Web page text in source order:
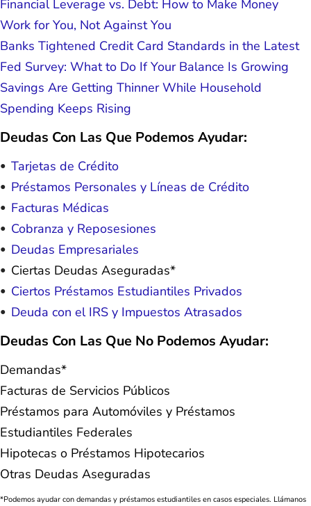
Financial Leverage vs. Debt: How to Make Money
Work for You, Not Against You
Banks Tightened Credit Card Standards in the Latest
Fed Survey: What to Do If Your Balance Is Growing
Savings Are Getting Thinner While Household
Spending Keeps Rising
Deudas Con Las Que Podemos Ayudar:
Tarjetas de Crédito
Préstamos Personales y Líneas de Crédito
Facturas Médicas
Cobranza y Reposesiones
Deudas Empresariales
Ciertas Deudas Aseguradas*
Ciertos Préstamos Estudiantiles Privados
Deuda con el IRS y Impuestos Atrasados
Deudas Con Las Que No Podemos Ayudar:
Demandas*
Facturas de Servicios Públicos
Préstamos para Automóviles y Préstamos
Estudiantiles Federales
Hipotecas o Préstamos Hipotecarios
Otras Deudas Aseguradas
*Podemos ayudar con demandas y préstamos estudiantiles en casos especiales. Llámanos